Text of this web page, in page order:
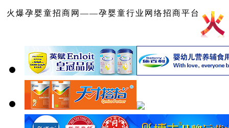
火爆孕婴童招商网——孕婴童行业网络招商平台